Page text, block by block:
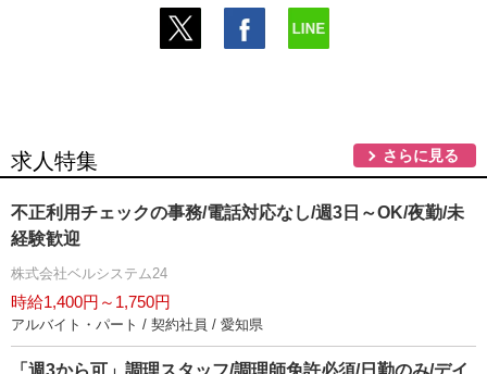
求人特集 さらに見る
不正利用チェックの事務/電話対応なし/週3日～OK/夜勤/未
経験歓迎
株式会社ベルシステム24
時給1,400円～1,750円
アルバイト・パート / 契約社員 / 愛知県
「週3から可」調理スタッフ/調理師免許必須/日勤のみ/デイ